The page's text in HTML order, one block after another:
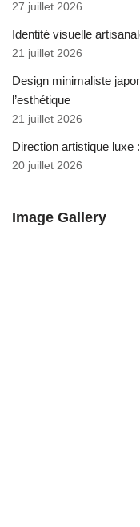
27 juillet 2026
Identité visuelle
21 juillet 2026
Design minimaliste
l’esthétique
21 juillet 2026
Direction artistique luxe
20 juillet 2026
Image Gallery